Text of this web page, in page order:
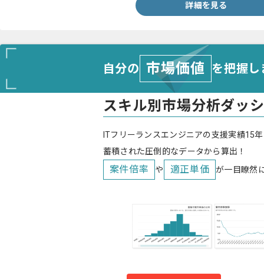
詳細を見る
自分の 市場価値 を把握
スキル別市場分析ダッ
ITフリーランスエンジニアの支援実績15
蓄積された圧倒的なデータから算出！
案件倍率 や 適正単価 が一目瞭然